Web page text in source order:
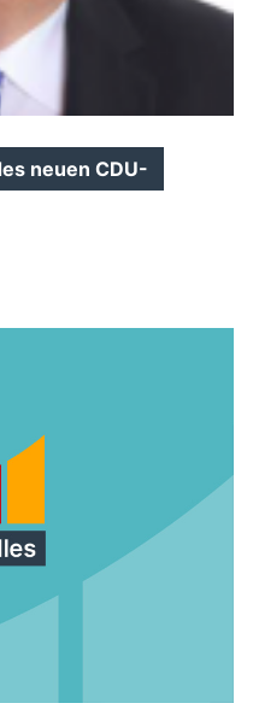
Ortenau
Ortenau
Ortenau
neuen CDU-